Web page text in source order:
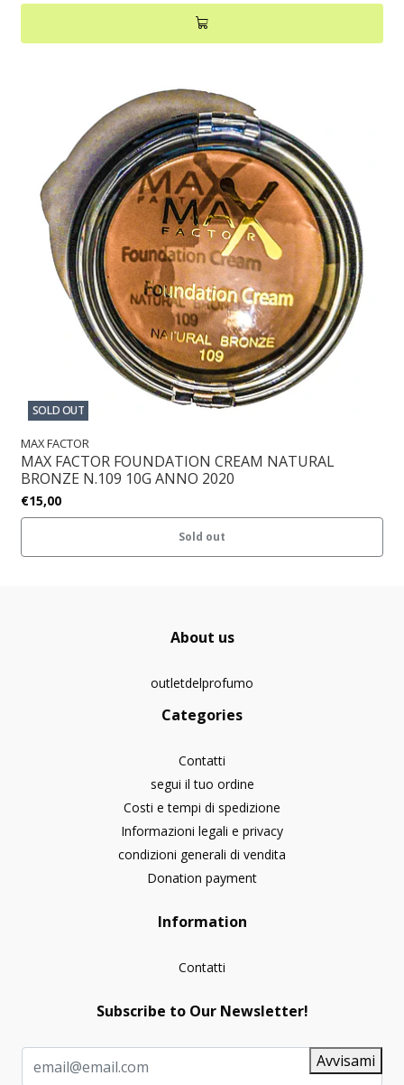
SOLD OUT
MAX FACTOR
MAX FACTOR FOUNDATION CREAM NATURAL
BRONZE N.109 10G ANNO 2020
€15,00
Sold out
About us
outletdelprofumo
Categories
Contatti
segui il tuo ordine
Costi e tempi di spedizione
Informazioni legali e privacy
condizioni generali di vendita
Donation payment
Information
Contatti
Subscribe to Our Newsletter!
Avvisami